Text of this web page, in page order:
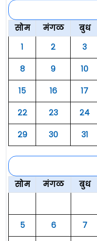
सोम
मंगळ बुध
१
२ ३
८
९ १०
१५
१६ १७
२२
२३ २४
२९
३० ३१
सोम
मंगळ बुध
५
६ ७